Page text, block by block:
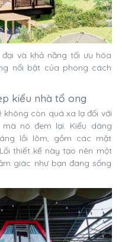
và khả năng tối ưu hóa
nổi bật của phong cách
kiểu nhà tổ ong
còn quá xa lạ đối với
nó đem lại. Kiểu dáng
lồi lõm, gồm các mặt
thiết kế này tạo nên một
giác như bạn đang sống